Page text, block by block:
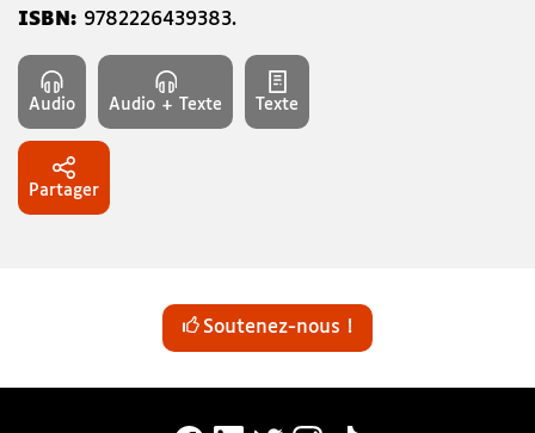
ISBN: 9782226439383.
Audio Audio + Texte Texte
Partager
Soutenez-nous !